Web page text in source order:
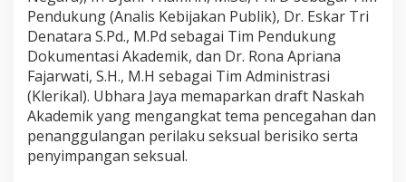
Pendukung (Analis Kebijakan Publik), Dr. Eskar Tri
Denatara S.Pd., M.Pd sebagai Tim Pendukung
Dokumentasi Akademik, dan Dr. Rona Apriana
Fajarwati, S.H., M.H sebagai Tim Administrasi
(Klerikal). Ubhara Jaya memaparkan draft Naskah
Akademik yang mengangkat tema pencegahan dan
penanggulangan perilaku seksual berisiko serta
penyimpangan seksual.